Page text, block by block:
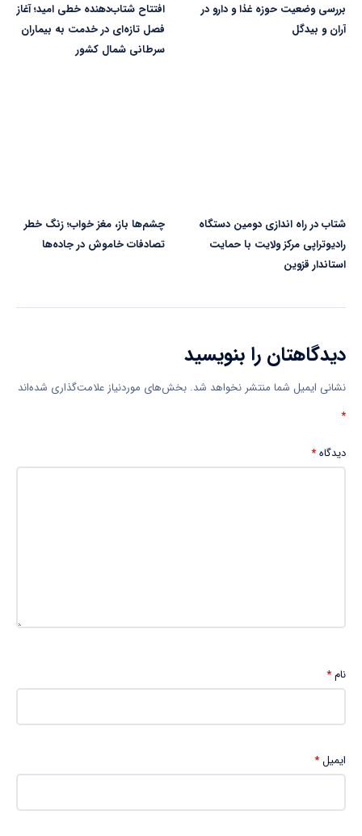
بررسی وضعیت حوزه غذا و دارو در
آران و بیدگل
افتتاح شتاب‌دهنده خطی امید؛ آغاز
فصل تازه‌ای در خدمت به بیماران
سرطانی شمال کشور
شتاب در راه ‌اندازی دومین دستگاه
رادیوتراپی مرکز ولایت با حمایت
استاندار قزوین
چشم‌ها باز، مغز خواب؛ زنگ خطر
تصادفات خاموش در جاده‌ها
دیدگاهتان را بنویسید
نشانی ایمیل شما منتشر نخواهد شد. بخش‌های موردنیاز علامت‌گذاری شده‌اند
*
دیدگاه*
نام*
ایمیل*